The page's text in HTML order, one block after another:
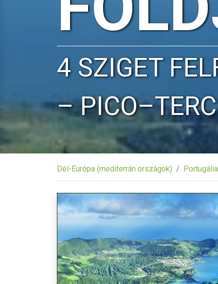
4 SZIGET
–
Dél-Európa (mediterrán országok) Portugália